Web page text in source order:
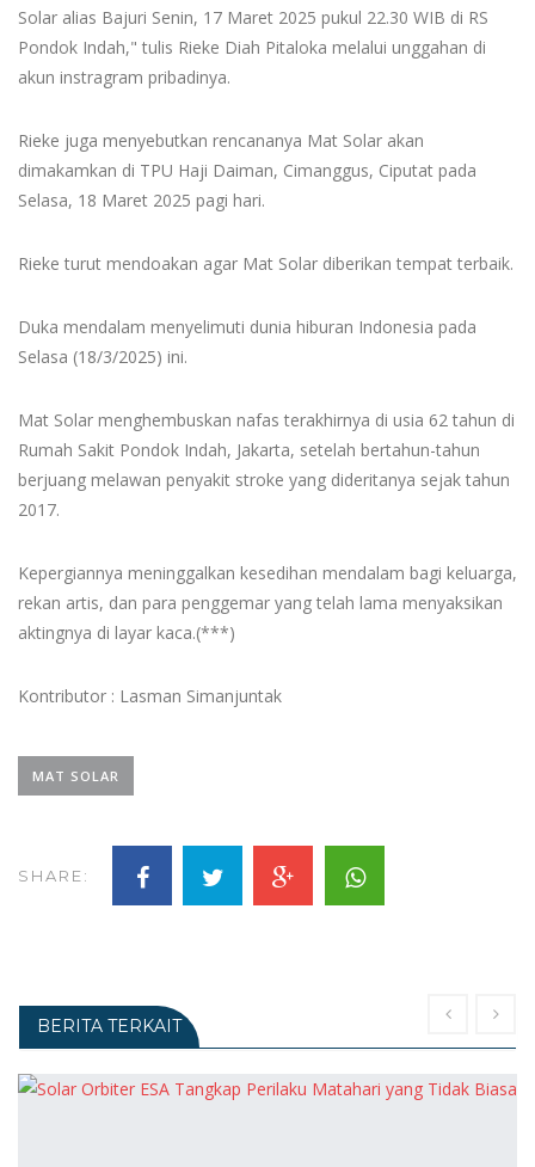
Solar alias Bajuri Senin, 17 Maret 2025 pukul 22.30 WIB di RS
Pondok Indah," tulis Rieke Diah Pitaloka melalui unggahan di
akun instragram pribadinya.
Rieke juga menyebutkan rencananya Mat Solar akan
dimakamkan di TPU Haji Daiman, Cimanggus, Ciputat pada
Selasa, 18 Maret 2025 pagi hari.
Rieke turut mendoakan agar Mat Solar diberikan tempat terbaik.
Duka mendalam menyelimuti dunia hiburan Indonesia pada
Selasa (18/3/2025) ini.
Mat Solar menghembuskan nafas terakhirnya di usia 62 tahun di
Rumah Sakit Pondok Indah, Jakarta, setelah bertahun-tahun
berjuang melawan penyakit stroke yang dideritanya sejak tahun
2017.
Kepergiannya meninggalkan kesedihan mendalam bagi keluarga,
rekan artis, dan para penggemar yang telah lama menyaksikan
aktingnya di layar kaca.(***)
Kontributor : Lasman Simanjuntak
MAT SOLAR
SHARE:
BERITA TERKAIT